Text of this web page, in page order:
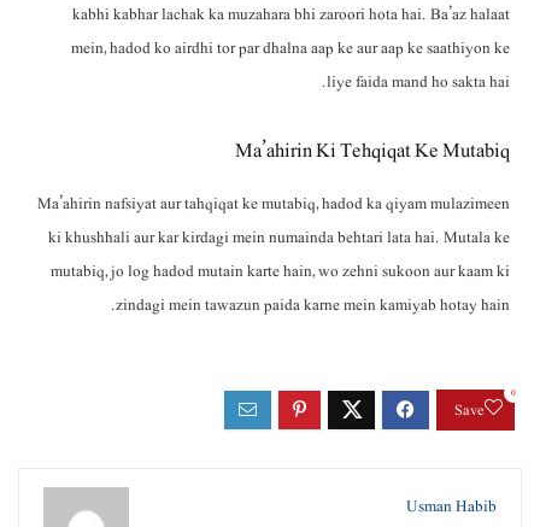
kabhi kabhar lachak ka muzahara bhi zaroori hota hai. Ba’az halaat
mein, hadod ko airdhi tor par dhalna aap ke aur aap ke saathiyon ke
liye faida mand ho sakta hai.
Ma’ahirin Ki Tehqiqat Ke Mutabiq
Ma’ahirin nafsiyat aur tahqiqat ke mutabiq, hadod ka qiyam mulazimeen
ki khushhali aur kar kirdagi mein numainda behtari lata hai. Mutala ke
mutabiq, jo log hadod mutain karte hain, wo zehni sukoon aur kaam ki
zindagi mein tawazun paida karne mein kamiyab hotay hain.
Save
0
Usman Habib